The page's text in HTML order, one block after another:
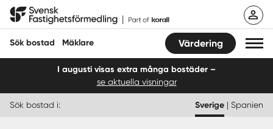
Hoppa
Svensk Fastighetsförmedling
Sök bostad Mäklare Värdering
I augusti visas extra många bostäder –
se aktuella visningar
Sök bostad i: Sverige | Spanien